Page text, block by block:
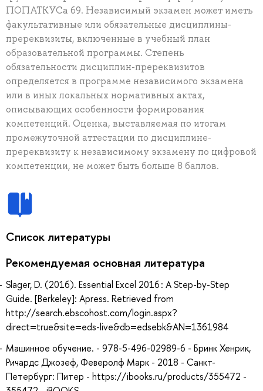
ПОПАТКУСа 69. Независимый экзамен может иметь
факультативные или обязательные дисциплины-
пререквизиты, включенные в учебный план
образовательной программы. Степень
обязательности дисциплин-пререквизитов
определяется в программе независимого экзамена
или в иных локальных нормативных актах,
описывающих особенности формирования
компетенций. Оценка, выставляемая по итогам
промежуточной аттестации по дисциплине-
пререквизиту к независимому экзамену по цифровой
компетенции, не может быть больше 8 баллов.
Список литературы
Рекомендуемая основная литература
Slager, D. (2016). Essential Excel 2016 : A Step-by-Step
Guide. [Berkeley]: Apress. Retrieved from
http://search.ebscohost.com/login.aspx?
direct=true&site=eds-live&db=edsebk&AN=1361984
Машинное обучение. - 978-5-496-02989-6 - Бринк Хенрик,
Ричардс Джозеф, Феверолф Марк - 2018 - Санкт-
Петербург: Питер - https://ibooks.ru/products/355472 -